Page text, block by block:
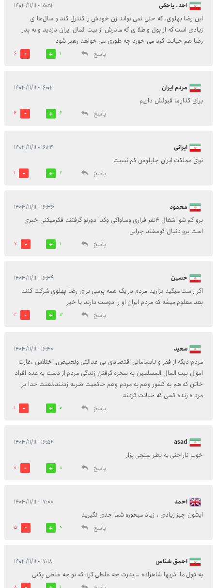
احد. یاحقی ۱۵:۵۲ - ۱۴۰۳/۱۱/۱۱
این رضا پهلوی. که حتی نمی تواند زن خودش را کنترل کند و سال‌ها ی
زیادی است که از پول و طلا ی که مادرش از بیت المال ایران دزدید و به پدر
رضا هم خیانت کرد می خورد چه طوری می خواهد رهبر شود
پاسخ
1
6
مردم ایران ۱۶:۰۲ - ۱۴۰۳/۱۱/۱۱
برای گذار ما قبولش داریم
پاسخ
6
2
ایرانی ۱۶:۲۴ - ۱۴۰۳/۱۱/۱۱
توی مملکت ایران چابلوس کم نسیت
پاسخ
2
1
محمود ۱۶:۳۶ - ۱۴۰۳/۱۱/۱۱
برو گم شو اشغال ۴نفر فراری وساواکی وکذا دورتو گرفتند فکرمیکنی خبری
است برو دنبال گوسفند چرانی
پاسخ
1
7
حسین ۱۶:۳۹ - ۱۴۰۳/۱۱/۱۱
اگر راست میگید بزارید مردم در یک همه پرسی برای رضا پهلوی شرکت کنند
بعد معلوم میشه که مردم ایران او را دوست دارند یا خیر
پاسخ
12
2
سعید ۱۶:۴۰ - ۱۴۰۳/۱۱/۱۱
مردم دیگه از فقر و نابسامانی اقتصادی بی عدالتی وتعبیض, اختلاس ،غارت
اموال بیت المال المسلمین به سخره گرفتن زندگی مردم از دست یه عده افراد
خائن که هم به کشور وهم به مردم وهم حاکمیت ضربه زدنند،لغنت خدا بر
مرد ه زنده کسی که خیانت کردند
پاسخ
0
1
asad ۱۶:۵۶ - ۱۴۰۳/۱۱/۱۱
خوب ناراحتی یه نظر سنجی بزار
پاسخ
8
0
احمد ۱۷:۰۸ - ۱۴۰۳/۱۱/۱۱
ایشون چیز زیادی ، زیاد میخوره شما جدی نگیرید
پاسخ
0
5
احمق شناس ۱۷:۱۸ - ۱۴۰۳/۱۱/۱۱
به قول ما اذریها شاهزاده … پدرت چه غلطی کرد که تو چه غلطی بکنی